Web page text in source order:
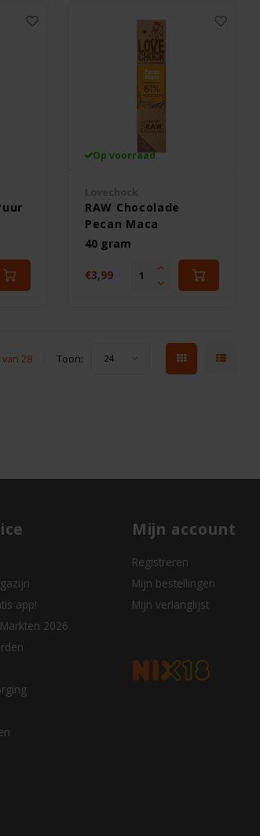
Op voorraad
RAW Chocolade
Pecan Maca
Biologisch -
40 gram
€3,99
28 Toon: 24
app!
2026
Mijn account
Registreren
Mijn bestellingen
Mijn verlanglijst